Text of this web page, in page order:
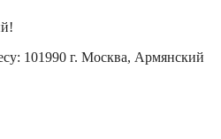
101990 г. Москва, Армянский